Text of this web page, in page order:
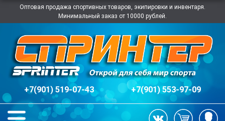
Оптовая продажа спортивных товаров, экипировки и инвентаря.
Минимальный заказ от 10000 рублей.
+7(901) 519-07-43 +7(901) 553-97-09